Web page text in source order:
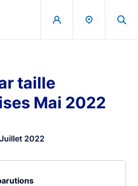
Principal
taille
Mai 2022
2022